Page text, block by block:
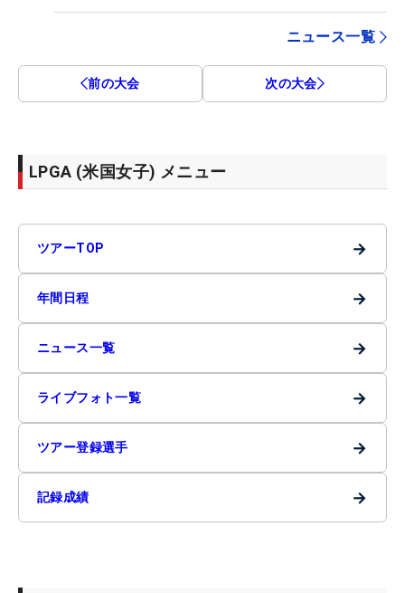
ニュース一覧
前の大会 次の大会
LPGA (米国女子) メニュー
ツアーTOP →
年間日程 →
ニュース一覧 →
ライブフォト一覧 →
ツアー登録選手 →
記録成績 →